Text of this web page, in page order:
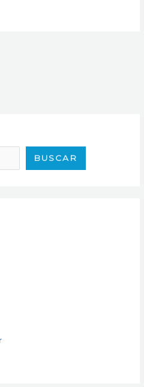
BUSCAR